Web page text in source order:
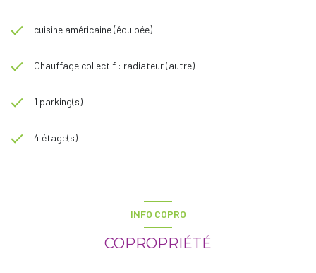
cuisine américaine (équipée)
Chauffage collectif : radiateur (autre)
1 parking(s)
4 étage(s)
INFO COPRO
COPROPRIÉTÉ